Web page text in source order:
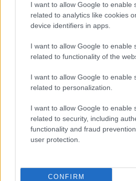
I want to allow Google to enable
related to analytics like cookies
device identifiers in apps.
I want to allow Google to enable
related to functionality of the
I want to allow Google to enable
related to personalization.
I want to allow Google to enable
related to security, including
functionality and fraud
user protection.
CONFIRM
mutogatnak, mert nyilván ezt a
meg lehetett volna oldani, ha nekik 16
miniszter. Ezért nincs elég
JNSZ megyei hírek csőd,fidesz
tisza-kormány vagon vitézy dávid
Bejegyzés
Régebbi bejegyzések